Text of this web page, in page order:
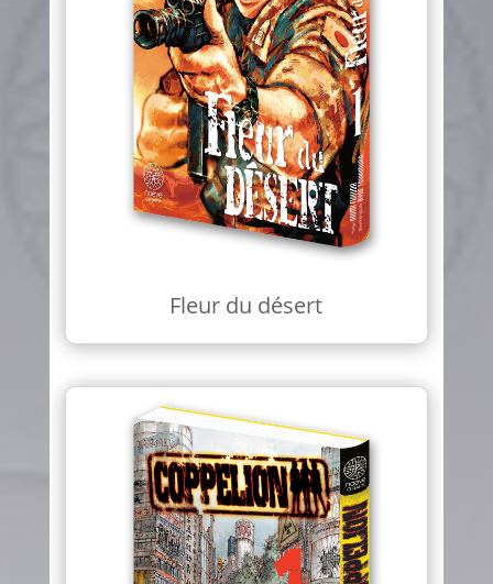
Fleur du désert